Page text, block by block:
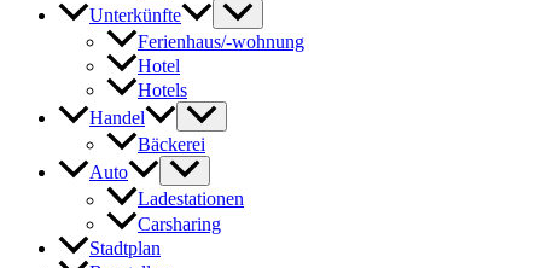
Unterkünfte
Ferienhaus/-wohnung
Hotel
Hotels
Handel
Bäckerei
Auto
Ladestationen
Carsharing
Stadtplan